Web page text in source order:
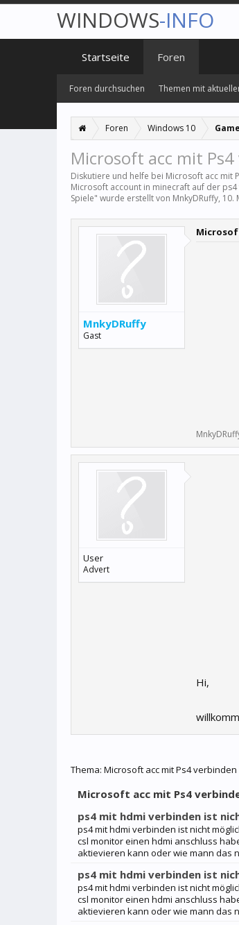
Foren Windows 10
Microsoft acc mit
Diskutiere und helfe bei Microsoft acc mit
Microsoft account in minecraft auf der
Spiele" wurde erstellt von MnkyDRuffy, 10.
MnkyDRuffy
Gast
User
Advert
Hi,
Thema: Microsoft acc mit Ps4
Microsoft acc mit Ps4
ps4 mit hdmi verbinden ist
ps4 mit hdmi verbinden ist nicht
csl monitor einen hdmi anschluss
aktievieren kann oder wie mann das
ps4 mit hdmi verbinden ist
ps4 mit hdmi verbinden ist nicht
csl monitor einen hdmi anschluss
aktievieren kann oder wie mann das
WINDOWS-INFO
Startseite Foren
Foren durchsuchen Themen mit